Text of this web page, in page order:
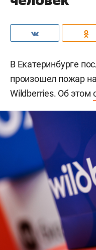
В Екатеринбурге
произошел пожар
Wildberries. Об этом